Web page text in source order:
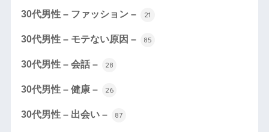
30代男性 – ファッション – 21
30代男性 – モテない原因 – 85
30代男性 – 会話 – 28
30代男性 – 健康 – 26
30代男性 – 出会い – 87